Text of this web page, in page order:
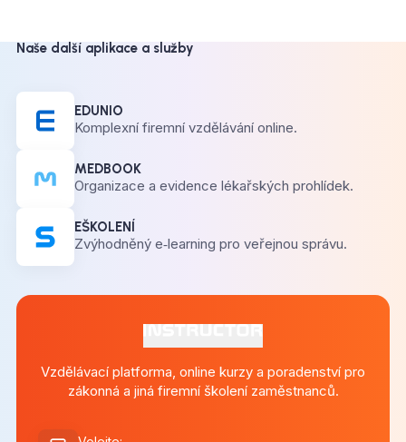
Naše další aplikace a služby
EDUNIO
Komplexní firemní vzdělávání online.
MEDBOOK
Organizace a evidence lékařských prohlídek.
EŠKOLENÍ
Zvýhodněný e‑learning pro veřejnou správu.
Vzdělávací platforma, online kurzy a poradenství pro
zákonná a jiná firemní školení zaměstnanců.